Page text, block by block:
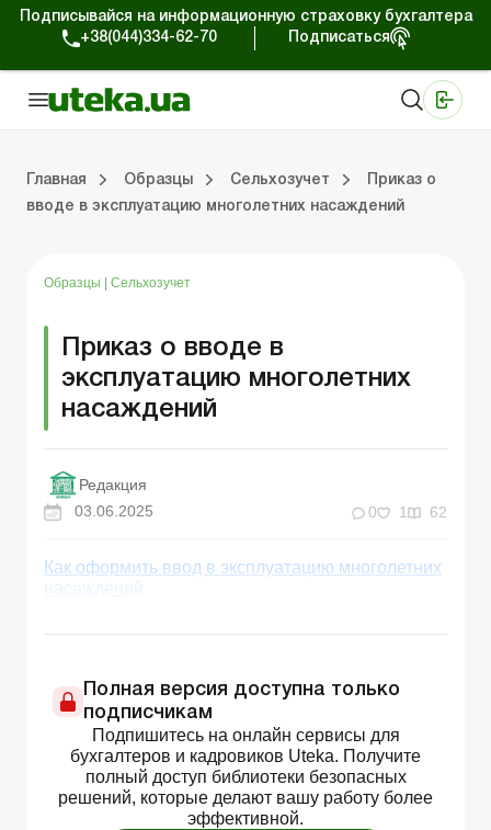
Подписывайся на информационную страховку бухгалтера
+38(044)334-62-70
Подписаться
Главная Образцы Сельхозучет
Приказ о
вводе в эксплуатацию многолетних насаждений
Образцы Сельхозучет
Приказ о вводе в
эксплуатацию многолетних
насаждений
Редакция
03.06.2025
0 1 62
Как оформить ввод в эксплуатацию многолетних
насаждений
Полная версия доступна только
подписчикам
Подпишитесь на онлайн сервисы для
бухгалтеров и кадровиков Uteka. Получите
полный доступ библиотеки безопасных
решений, которые делают вашу работу более
эффективной.